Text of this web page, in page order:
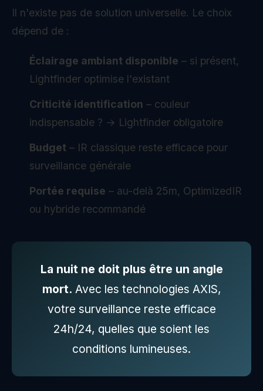
Il n'existe pas de solution universelle. Le choix
dépend de :
Éclairage ambiant disponible – si présent,
Lightfinder optimise l'existant
Criticité identification – couleur
indispensable ? → Lightfinder obligatoire
Budget – IR classique reste efficace pour
surveillance générale
Portée requise – au-delà 25m, OptimizedIR
ou hybride recommandé
La nuit ne doit plus être un angle
mort. Avec les technologies AXIS,
votre surveillance reste efficace
24h/24, quelles que soient les
conditions lumineuses.